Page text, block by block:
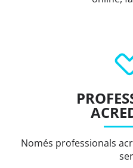
Només professionals